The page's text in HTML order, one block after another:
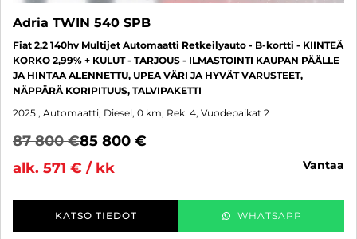
Adria TWIN 540 SPB
Fiat 2,2 140hv Multijet Automaatti Retkeilyauto - B-kortti - KIINTEÄ
KORKO 2,99% + KULUT - TARJOUS - ILMASTOINTI KAUPAN PÄÄLLE
JA HINTAA ALENNETTU, UPEA VÄRI JA HYVÄT VARUSTEET,
NÄPPÄRÄ KORIPITUUS, TALVIPAKETTI
2025 , Automaatti, Diesel, 0 km, Rek. 4, Vuodepaikat 2
87 800 €85 800 €
alk. 571 € / kk
vantaa
KATSO TIEDOT WHATSAPP